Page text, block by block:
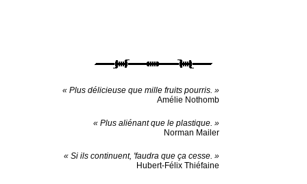
« Plus délicieuse que mille fruits pourris. »
Amélie Nothomb
« Plus aliénant que le plastique. »
Norman Mailer
« Si ils continuent, 'faudra que ça cesse. »
Hubert-Félix Thiéfaine